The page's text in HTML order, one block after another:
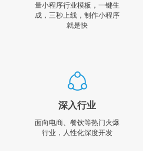
量小程序行业模板，一键生
成，三秒上线，制作小程序
就是快
深入行业
面向电商、餐饮等热门火爆
行业，人性化深度开发